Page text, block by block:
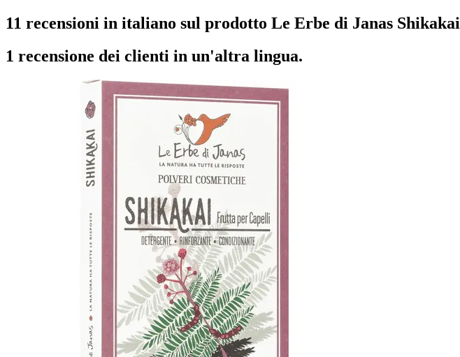
11 recensioni in italiano sul prodotto Le Erbe di Janas Shikakai
1 recensione dei clienti in un'altra lingua.